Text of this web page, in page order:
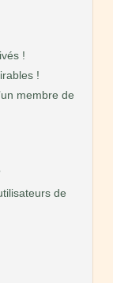
!
!
membre de
de